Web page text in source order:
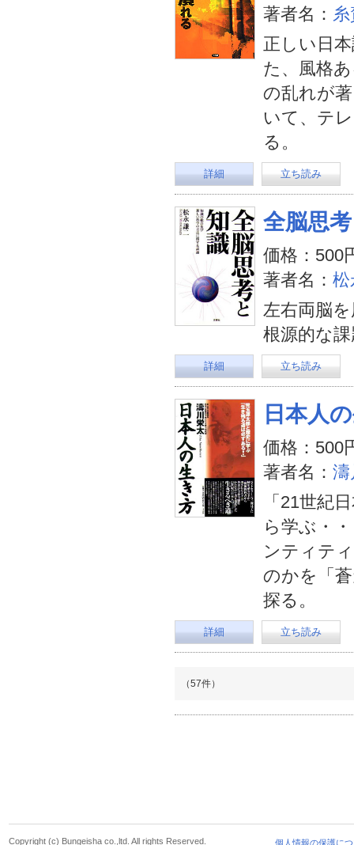
著者名：
正しい日
た、風格
の乱れが
いて、テ
る。
詳細 立ち読み
全脳思
価格：500
著者名： 松
左右両脳
根源的な
詳細 立ち読み
日本人
価格：500
著者名： 濤
「21世紀
ら学ぶ・
ンティテ
のかを「
探る。
詳細 立ち読み
（57件）
個人情報の保護に
Copyright (c) Bungeisha co.,ltd. All rights Reserved.